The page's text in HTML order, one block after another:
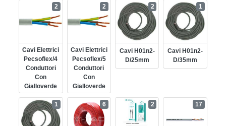
Cavi Elettrici
Pecsoflex/4
Conduttori
Con
Gialloverde
2
Cavi Elettrici
Pecsoflex/5
Conduttori
Con
Gialloverde
2
Cavi H01n2-
D/25mm
2
Cavi H01n2-
D/35mm
1
1 6 2 17